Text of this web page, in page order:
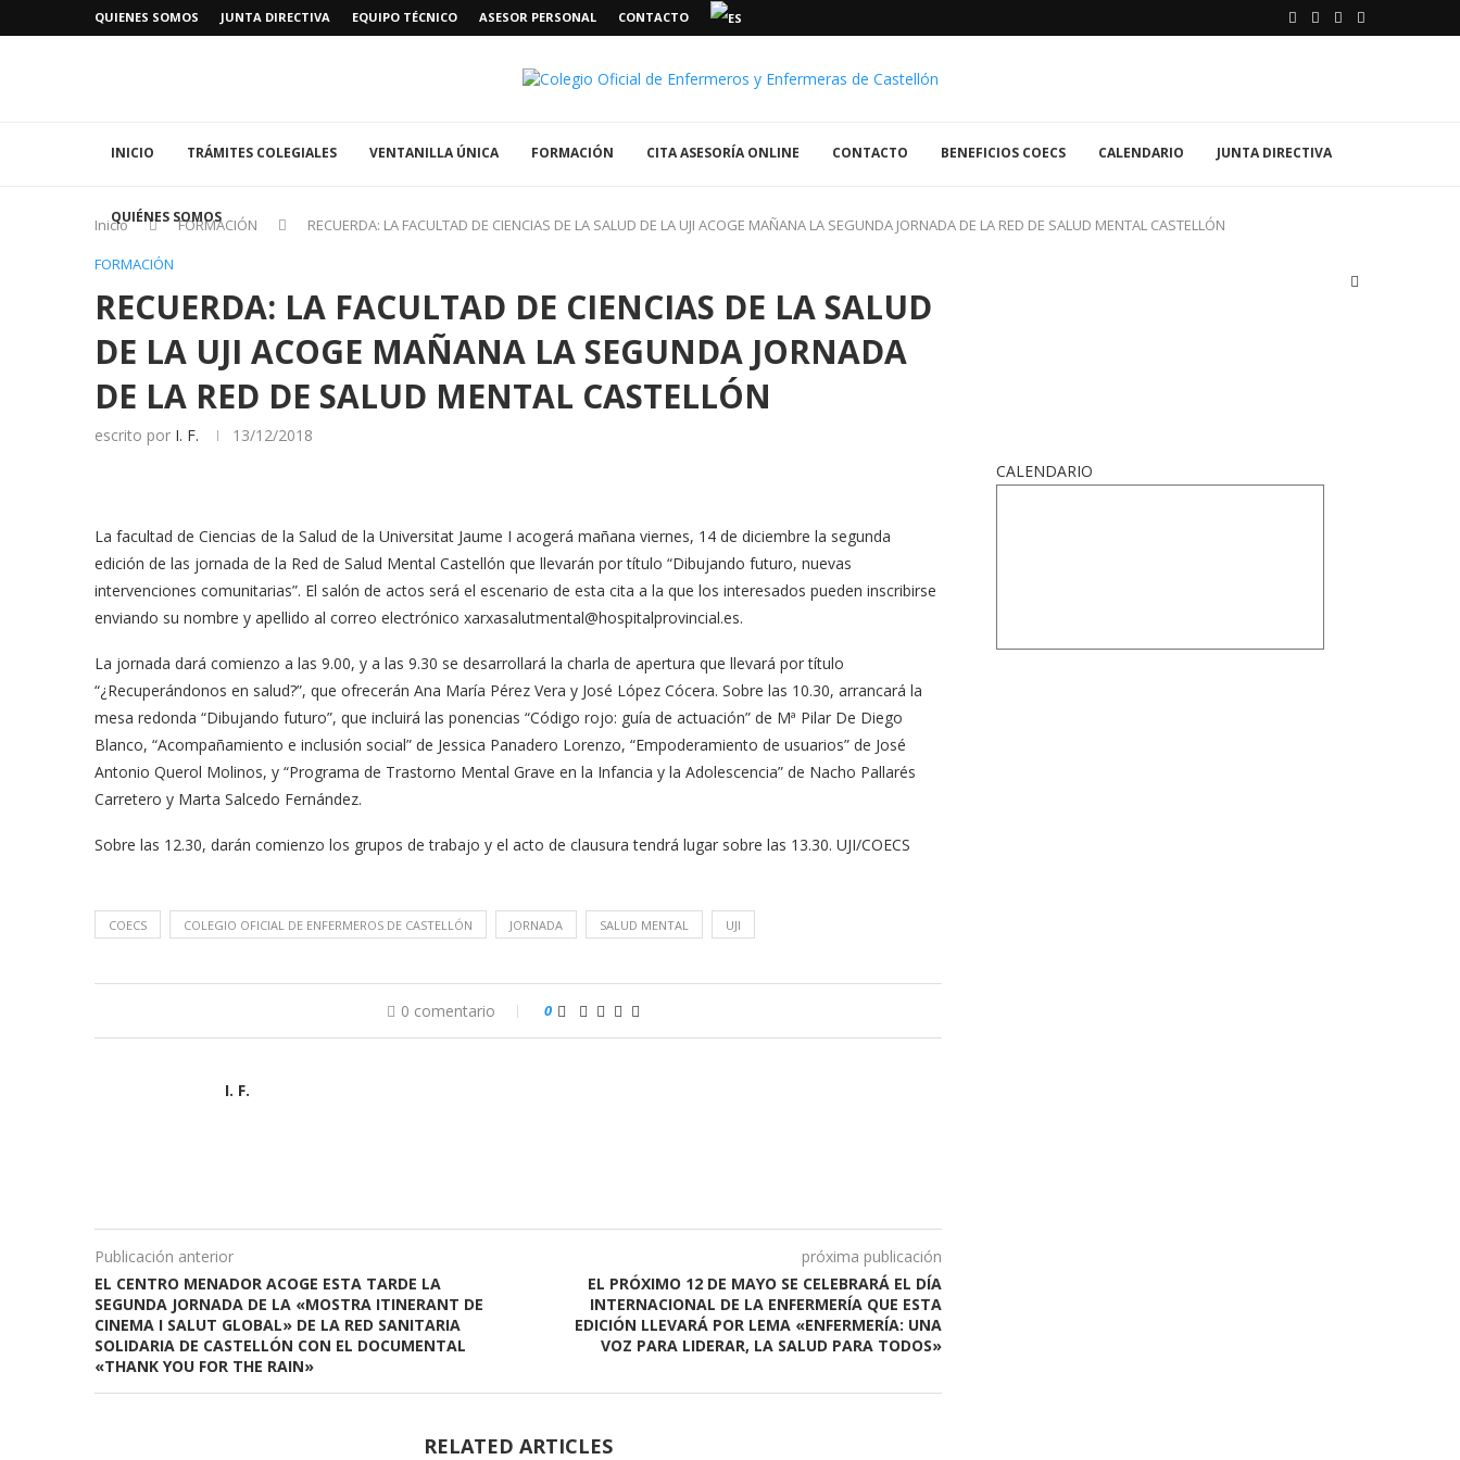
QUIENES SOMOS JUNTA DIRECTIVA EQUIPO TÉCNICO ASESOR PERSONAL CONTACTO
INICIO TRÁMITES COLEGIALES VENTANILLA ÚNICA FORMACIÓN CITA ASESORÍA ONLINE CONTACTO BENEFICIOS COECS CALENDARIO JUNTA DIRECTIVA
QUIÉNES SOMOS
Inicio FORMACIÓN
RECUERDA: LA FACULTAD DE CIENCIAS DE LA SALUD DE LA UJI ACOGE MAÑANA LA SEGUNDA JORNADA DE LA RED DE SALUD MENTAL CASTELLÓN
FORMACIÓN
RECUERDA: LA FACULTAD DE CIENCIAS DE LA SALUD
DE LA UJI ACOGE MAÑANA LA SEGUNDA JORNADA
DE LA RED DE SALUD MENTAL CASTELLÓN
escrito por I. F. 13/12/2018
La facultad de Ciencias de la Salud de la Universitat Jaume I acogerá mañana viernes, 14 de diciembre la segunda
edición de las jornada de la Red de Salud Mental Castellón que llevarán por título “Dibujando futuro, nuevas
intervenciones comunitarias”. El salón de actos será el escenario de esta cita a la que los interesados pueden inscribirse
enviando su nombre y apellido al correo electrónico xarxasalutmental@hospitalprovincial.es.
La jornada dará comienzo a las 9.00, y a las 9.30 se desarrollará la charla de apertura que llevará por título
“¿Recuperándonos en salud?”, que ofrecerán Ana María Pérez Vera y José López Cócera. Sobre las 10.30, arrancará la
mesa redonda “Dibujando futuro”, que incluirá las ponencias “Código rojo: guía de actuación” de Mª Pilar De Diego
Blanco, “Acompañamiento e inclusión social” de Jessica Panadero Lorenzo, “Empoderamiento de usuarios” de José
Antonio Querol Molinos, y “Programa de Trastorno Mental Grave en la Infancia y la Adolescencia” de Nacho Pallarés
Carretero y Marta Salcedo Fernández.
Sobre las 12.30, darán comienzo los grupos de trabajo y el acto de clausura tendrá lugar sobre las 13.30. UJI/COECS
COECS COLEGIO OFICIAL DE ENFERMEROS DE CASTELLÓN JORNADA SALUD MENTAL UJI
0 comentario 0
I. F.
Publicación anterior
EL CENTRO MENADOR ACOGE ESTA TARDE LA
SEGUNDA JORNADA DE LA «MOSTRA ITINERANT DE
CINEMA I SALUT GLOBAL» DE LA RED SANITARIA
SOLIDARIA DE CASTELLÓN CON EL DOCUMENTAL
«THANK YOU FOR THE RAIN»
próxima publicación
EL PRÓXIMO 12 DE MAYO SE CELEBRARÁ EL DÍA
INTERNACIONAL DE LA ENFERMERÍA QUE ESTA
EDICIÓN LLEVARÁ POR LEMA «ENFERMERÍA: UNA
VOZ PARA LIDERAR, LA SALUD PARA TODOS»
RELATED ARTICLES
CALENDARIO